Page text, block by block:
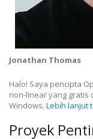
Jonathan Thomas
Halo! Saya pencipta
non-linear yang gratis
Windows. Lebih lanjut
Proyek